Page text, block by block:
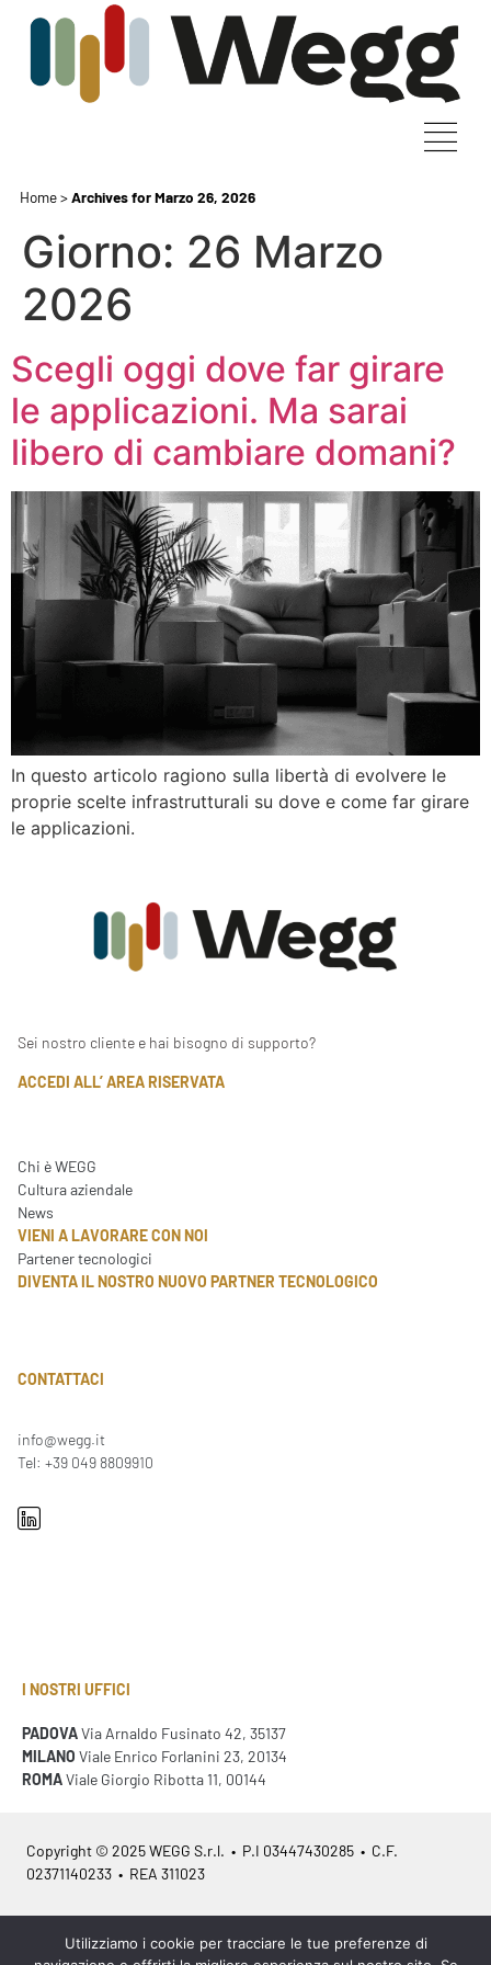
Home>Archives for Marzo 26, 2026
Giorno: 26 Marzo
2026
Scegli oggi dove far girare
le applicazioni. Ma sarai
libero di cambiare domani?
In questo articolo ragiono sulla libertà di evolvere le
proprie scelte infrastrutturali su dove e come far girare
le applicazioni.
Sei nostro cliente e hai bisogno di supporto?
ACCEDI ALL’ AREA RISERVATA
Chi è WEGG
Cultura aziendale
News
VIENI A LAVORARE CON NOI
Partener tecnologici
DIVENTA IL NOSTRO NUOVO PARTNER TECNOLOGICO
CONTATTACI
info@wegg.it
Tel: +39 049 8809910
I NOSTRI UFFICI
PADOVAVia Arnaldo Fusinato 42, 35137
MILANO Viale Enrico Forlanini 23, 20134
ROMAViale Giorgio Ribotta 11, 00144
Copyright © 2025 WEGG S.r.l. • P.I 03447430285 • C.F.
02371140233 • REA 311023
Azienda Certificata ISO 9001:2015 – ITA / ISO 9001:2015 – EN
Utilizziamo i cookie per tracciare le tue preferenze di